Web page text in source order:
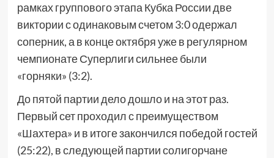
рамках группового этапа Кубка России две
виктории с одинаковым счетом 3:0 одержал
соперник, а в конце октября уже в регулярном
чемпионате Суперлиги сильнее были
«горняки» (3:2).
До пятой партии дело дошло и на этот раз.
Первый сет проходил с преимуществом
«Шахтера» и в итоге закончился победой гостей
(25:22), в следующей партии солигорчане